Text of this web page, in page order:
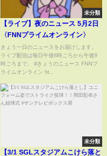
未分類
【ライブ】夜のニュース 5月2日
〈FNNプライムオンライン〉
きょう一日のニュースをお届けします。
ライブ配信は毎日午後6時ごろから午後9
時ごろまで。 #きょうのニュース FNNプ
ライムオンライン ht...
未分類
【3/1 SGLスタジアムこけら落と